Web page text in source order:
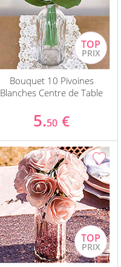
Bouquet 10 Pivoines
Blanches Centre de Table
5.50 €